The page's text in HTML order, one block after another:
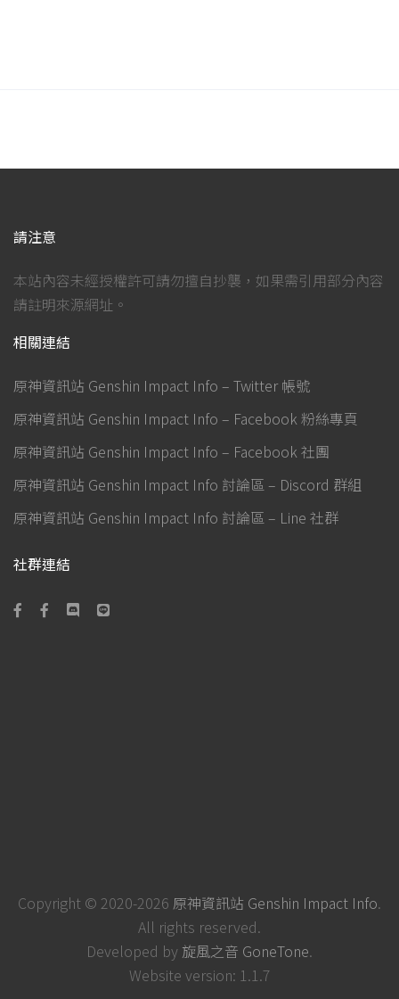
請注意
本站內容未經授權許可請勿擅自抄襲，如果需引用部分內容
請註明來源網址。
相關連結
原神資訊站 Genshin Impact Info – Twitter 帳號
原神資訊站 Genshin Impact Info – Facebook 粉絲專頁
原神資訊站 Genshin Impact Info – Facebook 社團
原神資訊站 Genshin Impact Info 討論區 – Discord 群組
原神資訊站 Genshin Impact Info 討論區 – Line 社群
社群連結
Copyright © 2020-2026 原神資訊站 Genshin Impact Info.
All rights reserved.
Developed by 旋風之音 GoneTone.
Website version: 1.1.7